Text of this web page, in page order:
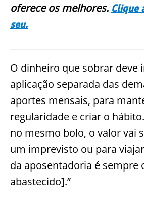
oferece os melhores. Clique
seu.
O dinheiro que sobrar deve
aplicação separada das
aportes mensais, para
regularidade e criar o
no mesmo bolo, o valor vai
um imprevisto ou para
da aposentadoria é sempre
abastecido].”